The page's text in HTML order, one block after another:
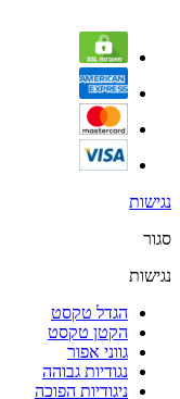
נגישות
סגור
נגישות
הגדל טקסט
הקטן טקסט
גווני אפור
נגודיות גבוהה
ניגודיות הפוכה